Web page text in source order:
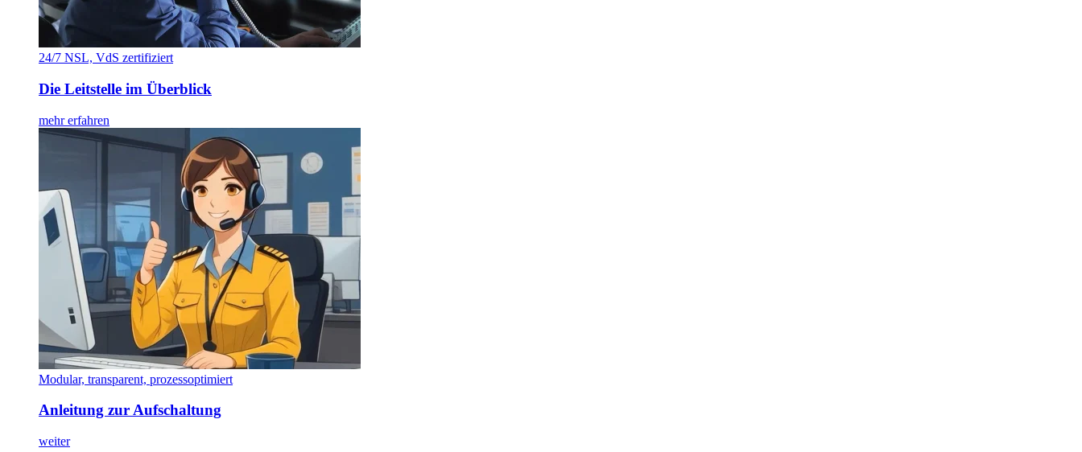
24/7 NSL, VdS zertifiziert
Die Leitstelle im Überblick
mehr erfahren
Modular, transparent, prozessoptimiert
Anleitung zur Aufschaltung
weiter